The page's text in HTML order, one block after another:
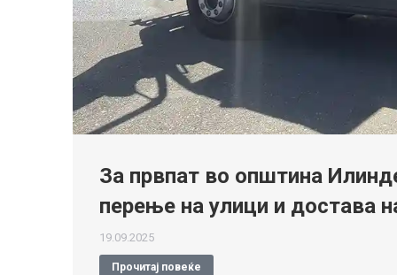
За првпат во општина
перење на улици и достава
19.09.2025
Прочитај повеќе